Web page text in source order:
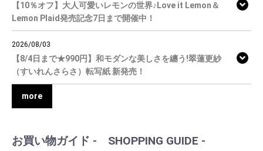
【10％オフ】大人可愛いレモンの世界♪Love it Lemon＆
Lemon Plaid発売記念7日まで開催中！
2026/08/03
【8/4日まで★990円】和モダンな美しさを纏う!翠蓮更紗
（すいれんさらさ）転写紙 新発売！
more
お買い物ガイド - SHOPPING GUIDE -